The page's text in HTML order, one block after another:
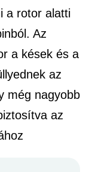
a rotor alatti
Az
a kések és a
az
még nagyobb
az